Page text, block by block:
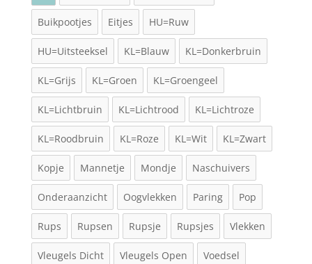
Buikpootjes Eitjes HU=Ruw
HU=Uitsteeksel KL=Blauw KL=Donkerbruin
KL=Grijs KL=Groen KL=Groengeel
KL=Lichtbruin KL=Lichtrood KL=Lichtroze
KL=Roodbruin KL=Roze KL=Wit KL=Zwart
Kopje Mannetje Mondje Naschuivers
Onderaanzicht Oogvlekken Paring Pop
Rups Rupsen Rupsje Rupsjes Vlekken
Vleugels Dicht Vleugels Open Voedsel